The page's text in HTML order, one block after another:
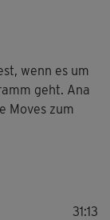
wenn es um
geht. Ana
Moves zum
Matte und
31:13